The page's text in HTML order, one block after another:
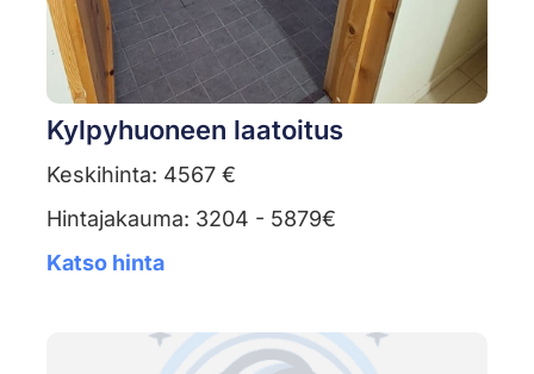
Kylpyhuoneen laatoitus
Keskihinta: 4567 €
Hintajakauma: 3204 - 5879€
Katso hinta